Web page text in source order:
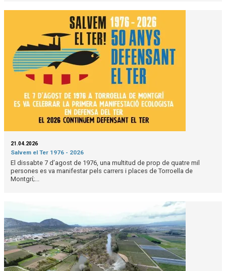
21.04.2026
Salvem el Ter 1976 - 2026
El dissabte 7 d’agost de 1976, una multitud de prop de quatre mil
persones es va manifestar pels carrers i places de Torroella de
Montgrí;...